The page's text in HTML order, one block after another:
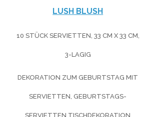
LUSH BLUSH
10 STÜCK SERVIETTEN, 33 CM X 33 CM,
3-LAGIG
DEKORATION ZUM GEBURTSTAG MIT
SERVIETTEN, GEBURTSTAGS-
SERVIETTEN TISCHDEKORATION